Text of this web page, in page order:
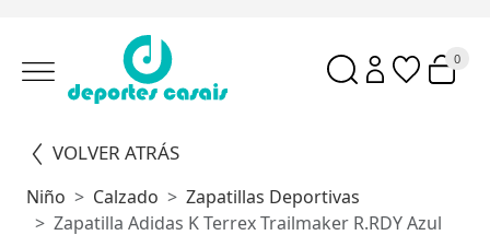
0
VOLVER ATRÁS
Niño Calzado
Zapatillas Deportivas
Zapatilla Adidas K Terrex Trailmaker R.RDY Azul